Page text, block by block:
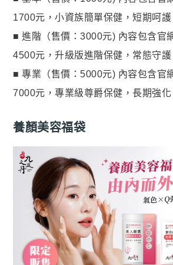
周公．夜酵素+GABA
欣喜．L–色胺酸
御寧．甘胺酸鎂
鐵騎．PCTII+葡萄糖胺+軟骨素
黑帝．生物素+鋅+鐵+白首烏
鋼韌．高單位MSM
九五闆闆的蝦皮套件
蝦皮全站廣告工具
蝦皮賣家輔助工具
蝦皮黑名單平台
1700元，小資族簡單保健，短期呵護
■ 進階（售價：3000元) 內容包含官
4500元，升級版進階保健，常態守護
■ 專業（售價：5000元) 內容包含官
7000元，專業級尊爵保健，長期強化
養顏美容福袋